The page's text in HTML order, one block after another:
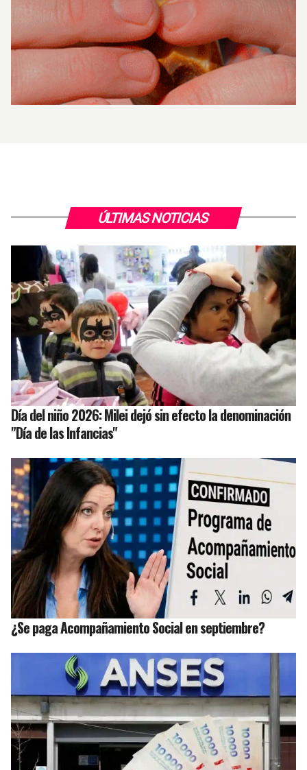
ÚLTIMAS NOTICIAS
Día del niño 2026: Milei dejó sin efecto la denominación
"Día de las Infancias"
¿Se paga Acompañamiento Social en septiembre?